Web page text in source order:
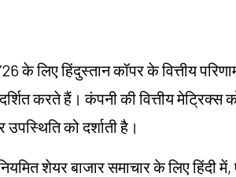
के लिए हिंदुस्तान कॉपर के वित्तीय
करते हैं। कंपनी की वित्तीय मेट्रिक्स
उपस्थिति को दर्शाती है।
शेयर बाजार समाचार के लिए हिंदी